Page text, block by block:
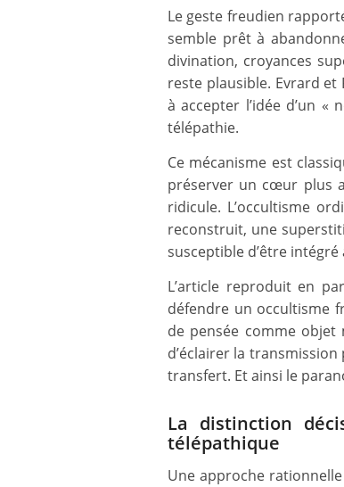
Le geste freudien
semble prêt à
divination, croyances
reste plausible. Evrard et
à accepter l’idée d’un
télépathie.
Ce mécanisme est
préserver un cœur plus
ridicule. L’occultisme
reconstruit, une
susceptible d’être
L’article reproduit en
défendre un occultisme
de pensée comme objet
d’éclairer la
transfert. Et ainsi le
La distinction
télépathique
Une approche